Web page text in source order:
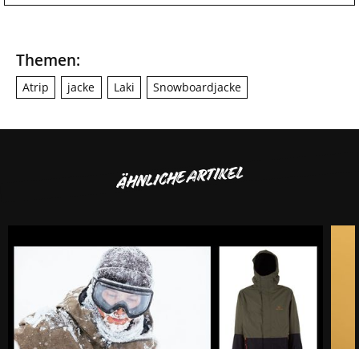
Themen:
Atrip jacke Laki Snowboardjacke
ÄHNLICHE ARTIKEL